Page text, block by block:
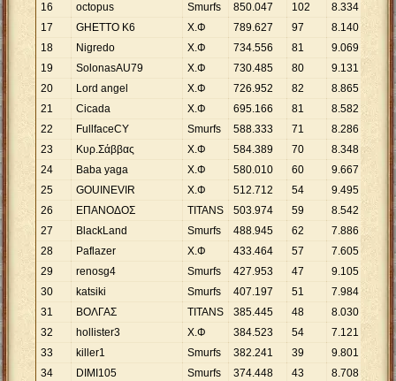
16
octopus Smurfs 850.047 102 8.334
17
GHETTO K6 Χ.Φ 789.627 97 8.140
18
Nigredo Χ.Φ 734.556 81 9.069
19
SolonasAU79 Χ.Φ 730.485 80 9.131
20
Lord angel Χ.Φ 726.952 82 8.865
21
Cicada Χ.Φ 695.166 81 8.582
22
FullfaceCY Smurfs 588.333 71 8.286
23
Κυρ.Σάββας Χ.Φ 584.389 70 8.348
24
Baba yaga Χ.Φ 580.010 60 9.667
25
GOUINEVIR Χ.Φ 512.712 54 9.495
26
ΕΠΑΝΟΔΟΣ TITANS 503.974 59 8.542
27
BlackLand Smurfs 488.945 62 7.886
28
Paflazer Χ.Φ 433.464 57 7.605
29
renosg4 Smurfs 427.953 47 9.105
30
katsiki Smurfs 407.197 51 7.984
31
BOΛΓΑΣ TITANS 385.445 48 8.030
32
hollister3 Χ.Φ 384.523 54 7.121
33
killer1 Smurfs 382.241 39 9.801
34
DIMI105 Smurfs 374.448 43 8.708